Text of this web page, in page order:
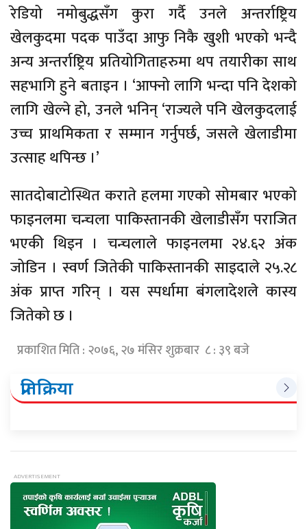
रेडियो नमोबुद्धसँग कुरा गर्दै उनले अन्तर्राष्ट्रिय
खेलकुदमा पदक पाउँदा आफु निकै खुशी भएको भन्दै
अन्य अन्तर्राष्ट्रिय प्रतियोगिताहरुमा थप तयारीका साथ
सहभागि हुने बताइन । ‘आफ्नो लागि भन्दा पनि देशको
लागि खेल्ने हो, उनले भनिन् ‘राज्यले पनि खेलकुदलाई
उच्च प्राथमिकता र सम्मान गर्नुपर्छ, जसले खेलाडीमा
उत्साह थपिन्छ ।’
सातदोबाटोस्थित कराते हलमा गएको सोमबार भएको
फाइनलमा चन्चला पाकिस्तानकी खेलाडीसँग पराजित
भएकी थिइन । चन्चलाले फाइनलमा २४.६२ अंक
जोडिन । स्वर्ण जितेकी पाकिस्तानकी साइदाले २५.२८
अंक प्राप्त गरिन् । यस स्पर्धामा बंगलादेशले कास्य
जितेको छ ।
प्रकाशित मिति : २०७६, २७ मंसिर शुक्रबार ८ : ३९ बजे
प्रतिक्रिया